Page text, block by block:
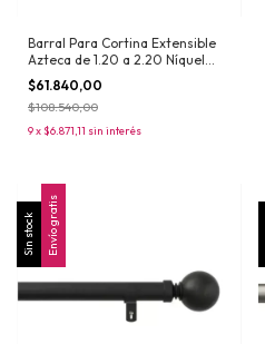
Barral Para Cortina Extensible
Azteca de 1.20 a 2.20 Níquel
Satinado
$61.840,00
$108.540,00
9x$6.871,11 sin interés
Sin stock Envío gratis